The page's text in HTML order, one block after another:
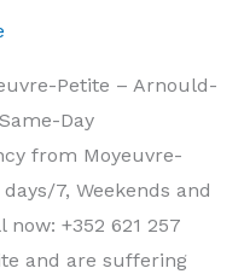
Petite – Arnould-
Day
from Moyeuvre-
7, Weekends and
+352 621 257
and are suffering